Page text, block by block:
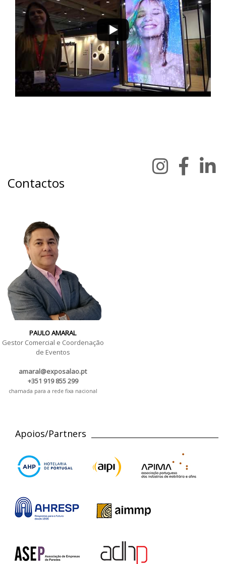
Contactos
PAULO AMARAL
Gestor Comercial e Coordenação
de Eventos
amaral@exposalao.pt
+351 919 855 299
chamada para a rede fixa nacional
Apoios/Partners